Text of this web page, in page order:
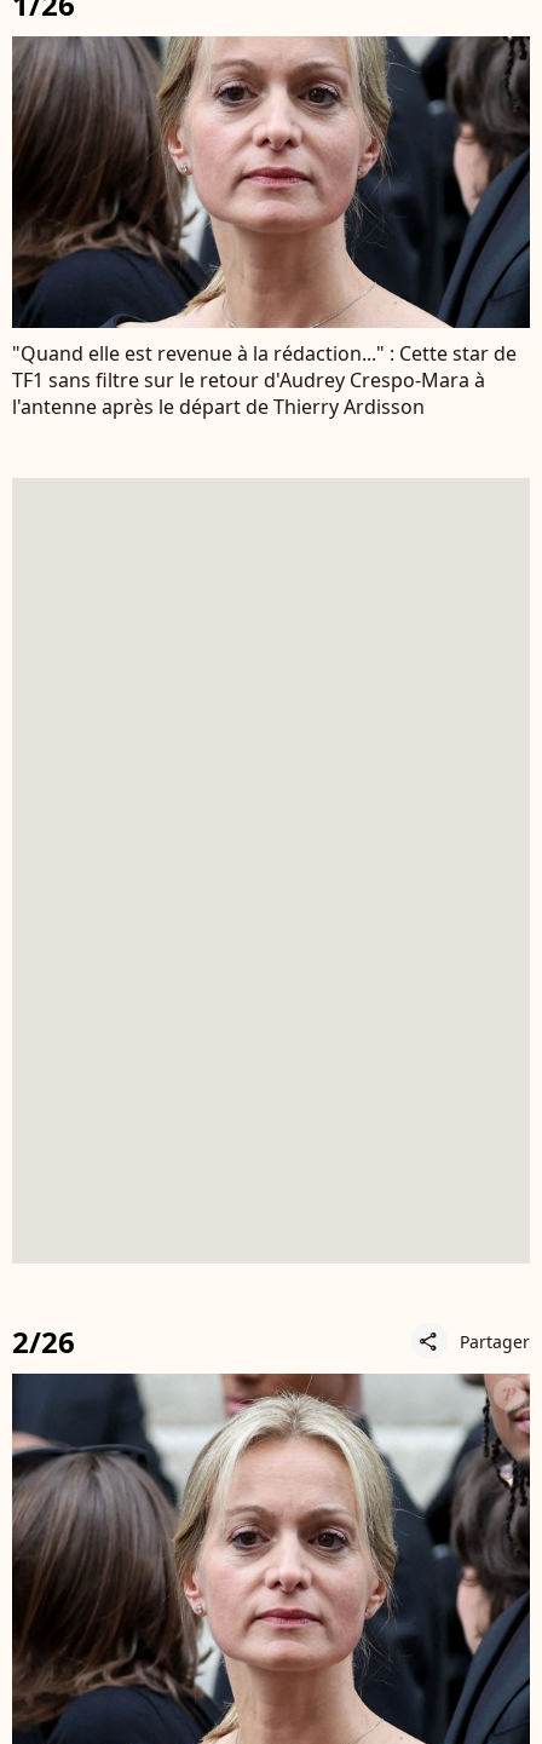
"Quand elle est revenue à la rédaction..." : Cette star de
TF1 sans filtre sur le retour d'Audrey Crespo-Mara à
l'antenne après le départ de Thierry Ardisson
2/26 share Partager